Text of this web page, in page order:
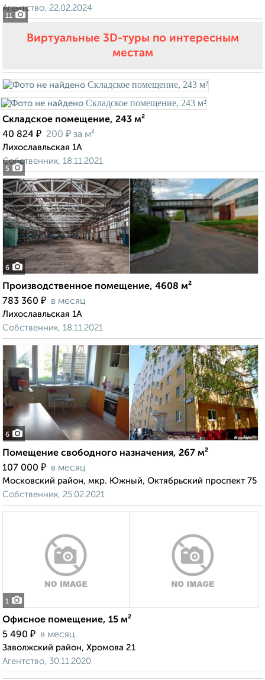
11
Агентство, 22.02.2024
Виртуальные 3D-туры по интересным
местам
5
Складское помещение, 243 м²
40 824 ₽ 200 ₽ за м²
Лихославльская 1А
Собственник, 18.11.2021
6
Производственное помещение, 4608 м²
783 360 ₽ в месяц
Лихославльская 1А
Собственник, 18.11.2021
6
Помещение свободного назначения, 267 м²
107 000 ₽ в месяц
Московский район, мкр. Южный, Октябрьский проспект 75
Собственник, 25.02.2021
1
Офисное помещение, 15 м²
5 490 ₽ в месяц
Заволжский район, Хромова 21
Агентство, 30.11.2020